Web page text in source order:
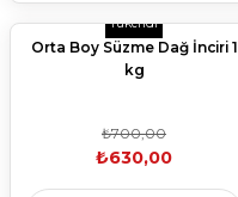
Tükendi
Orta Boy Süzme Dağ İnciri 1
kg
₺700,00
₺630,00